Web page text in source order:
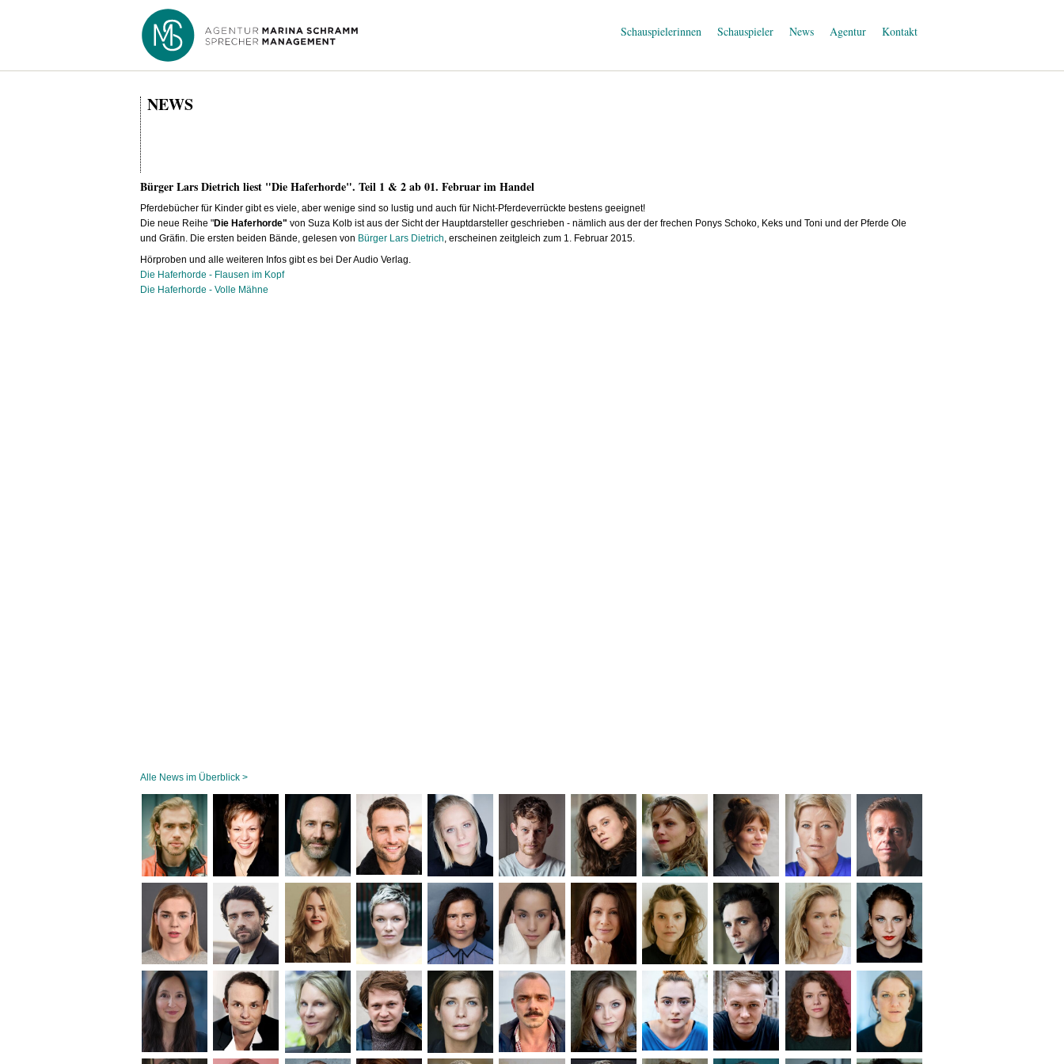
Schauspielerinnen Schauspieler News Agentur Kontakt
NEWS
Bürger Lars Dietrich liest "Die Haferhorde". Teil 1 & 2 ab 01. Februar im Handel
Pferdebücher für Kinder gibt es viele, aber wenige sind so lustig und auch für Nicht-Pferdeverrückte bestens geeignet!
Die neue Reihe "Die Haferhorde" von Suza Kolb ist aus der Sicht der Hauptdarsteller geschrieben - nämlich aus der der frechen Ponys Schoko, Keks und Toni und der Pferde Ole
und Gräfin. Die ersten beiden Bände, gelesen von Bürger Lars Dietrich , erscheinen zeitgleich zum 1. Februar 2015.
Hörproben und alle weiteren Infos gibt es bei Der Audio Verlag.
Die Haferhorde - Flausen im Kopf
Die Haferhorde - Volle Mähne
Alle News im Überblick >
Navigation
überspringen